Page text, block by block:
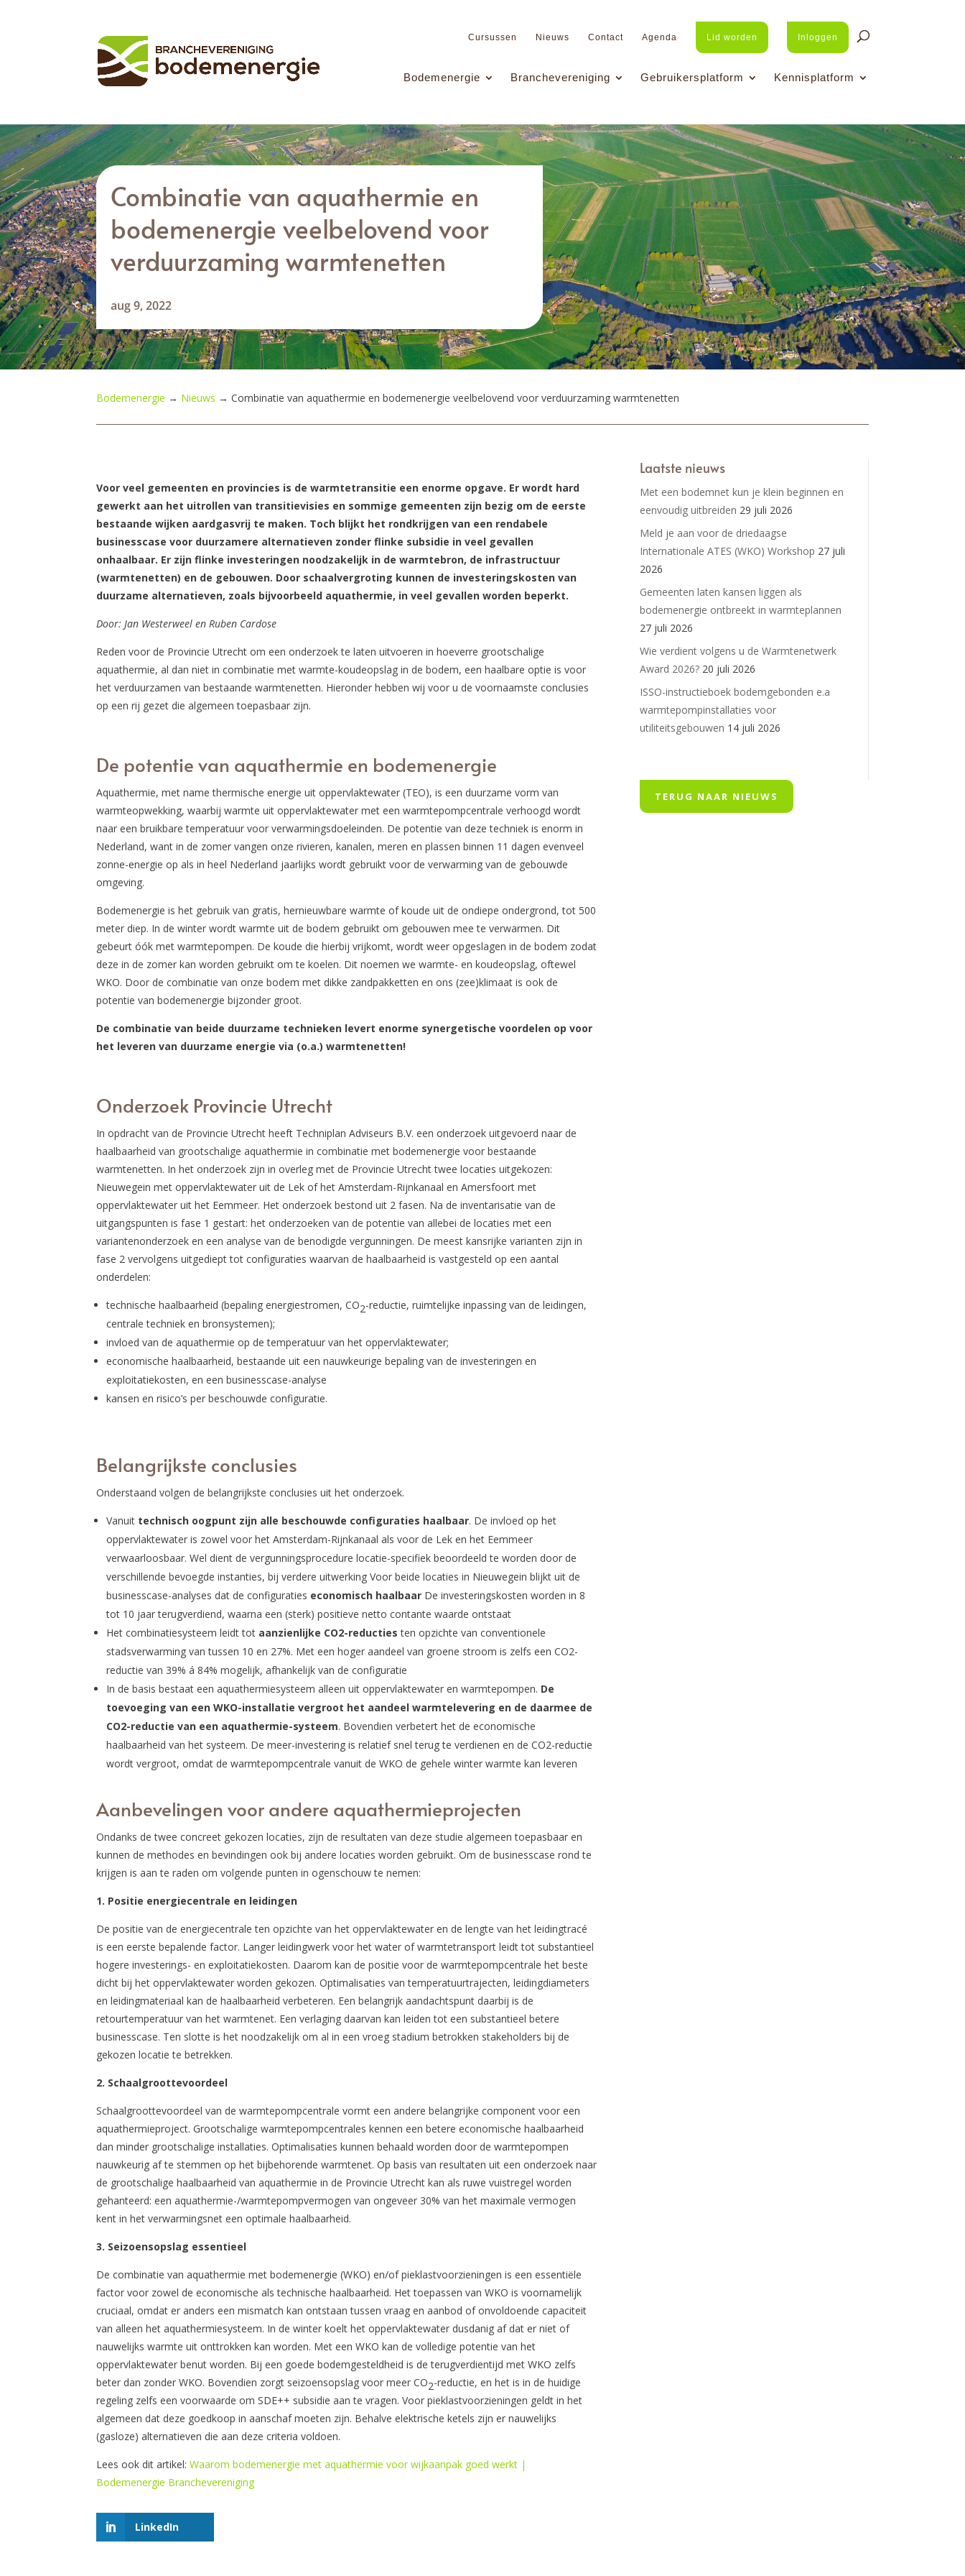
Cursussen Nieuws Contact Agenda Lid worden Inloggen
Bodemenergie Branchevereniging Gebruikersplatform Kennisplatform
Combinatie van aquathermie en
bodemenergie veelbelovend voor
verduurzaming warmtenetten
aug 9, 2022
Bodemenergie → Nieuws →Combinatie van aquathermie en bodemenergie veelbelovend voor verduurzaming warmtenetten
Voor veel gemeenten en provincies is de warmtetransitie een enorme opgave. Er wordt hard
gewerkt aan het uitrollen van transitievisies en sommige gemeenten zijn bezig om de eerste
bestaande wijken aardgasvrij te maken. Toch blijkt het rondkrijgen van een rendabele
businesscase voor duurzamere alternatieven zonder flinke subsidie in veel gevallen
onhaalbaar. Er zijn flinke investeringen noodzakelijk in de warmtebron, de infrastructuur
(warmtenetten) en de gebouwen. Door schaalvergroting kunnen de investeringskosten van
duurzame alternatieven, zoals bijvoorbeeld aquathermie, in veel gevallen worden beperkt.
Door: Jan Westerweel en Ruben Cardose
Reden voor de Provincie Utrecht om een onderzoek te laten uitvoeren in hoeverre grootschalige
aquathermie, al dan niet in combinatie met warmte-koudeopslag in de bodem, een haalbare optie is voor
het verduurzamen van bestaande warmtenetten. Hieronder hebben wij voor u de voornaamste conclusies
op een rij gezet die algemeen toepasbaar zijn.
De potentie van aquathermie en bodemenergie
Aquathermie, met name thermische energie uit oppervlaktewater (TEO), is een duurzame vorm van
warmteopwekking, waarbij warmte uit oppervlaktewater met een warmtepompcentrale verhoogd wordt
naar een bruikbare temperatuur voor verwarmingsdoeleinden. De potentie van deze techniek is enorm in
Nederland, want in de zomer vangen onze rivieren, kanalen, meren en plassen binnen 11 dagen evenveel
zonne-energie op als in heel Nederland jaarlijks wordt gebruikt voor de verwarming van de gebouwde
omgeving.
Bodemenergie is het gebruik van gratis, hernieuwbare warmte of koude uit de ondiepe ondergrond, tot 500
meter diep. In de winter wordt warmte uit de bodem gebruikt om gebouwen mee te verwarmen. Dit
gebeurt óók met warmtepompen. De koude die hierbij vrijkomt, wordt weer opgeslagen in de bodem zodat
deze in de zomer kan worden gebruikt om te koelen. Dit noemen we warmte- en koudeopslag, oftewel
WKO. Door de combinatie van onze bodem met dikke zandpakketten en ons (zee)klimaat is ook de
potentie van bodemenergie bijzonder groot.
De combinatie van beide duurzame technieken levert enorme synergetische voordelen op voor
het leveren van duurzame energie via (o.a.) warmtenetten!
Onderzoek Provincie Utrecht
In opdracht van de Provincie Utrecht heeft Techniplan Adviseurs B.V. een onderzoek uitgevoerd naar de
haalbaarheid van grootschalige aquathermie in combinatie met bodemenergie voor bestaande
warmtenetten. In het onderzoek zijn in overleg met de Provincie Utrecht twee locaties uitgekozen:
Nieuwegein met oppervlaktewater uit de Lek of het Amsterdam-Rijnkanaal en Amersfoort met
oppervlaktewater uit het Eemmeer. Het onderzoek bestond uit 2 fasen. Na de inventarisatie van de
uitgangspunten is fase 1 gestart: het onderzoeken van de potentie van allebei de locaties met een
variantenonderzoek en een analyse van de benodigde vergunningen. De meest kansrijke varianten zijn in
fase 2 vervolgens uitgediept tot configuraties waarvan de haalbaarheid is vastgesteld op een aantal
onderdelen:
technische haalbaarheid (bepaling energiestromen, CO2-reductie, ruimtelijke inpassing van de leidingen,
centrale techniek en bronsystemen);
invloed van de aquathermie op de temperatuur van het oppervlaktewater;
economische haalbaarheid, bestaande uit een nauwkeurige bepaling van de investeringen en
exploitatiekosten, en een businesscase-analyse
kansen en risico’s per beschouwde configuratie.
Belangrijkste conclusies
Onderstaand volgen de belangrijkste conclusies uit het onderzoek.
Vanuit technisch oogpunt zijn alle beschouwde configuraties haalbaar. De invloed op het
oppervlaktewater is zowel voor het Amsterdam-Rijnkanaal als voor de Lek en het Eemmeer
verwaarloosbaar. Wel dient de vergunningsprocedure locatie-specifiek beoordeeld te worden door de
verschillende bevoegde instanties, bij verdere uitwerking Voor beide locaties in Nieuwegein blijkt uit de
businesscase-analyses dat de configuraties economisch haalbaar De investeringskosten worden in 8
tot 10 jaar terugverdiend, waarna een (sterk) positieve netto contante waarde ontstaat
Het combinatiesysteem leidt tot aanzienlijke CO2-reducties ten opzichte van conventionele
stadsverwarming van tussen 10 en 27%. Met een hoger aandeel van groene stroom is zelfs een CO2-
reductie van 39% á 84% mogelijk, afhankelijk van de configuratie
In de basis bestaat een aquathermiesysteem alleen uit oppervlaktewater en warmtepompen. De
toevoeging van een WKO-installatie vergroot het aandeel warmtelevering en de daarmee de
CO2-reductie van een aquathermie-systeem. Bovendien verbetert het de economische
haalbaarheid van het systeem. De meer-investering is relatief snel terug te verdienen en de CO2-reductie
wordt vergroot, omdat de warmtepompcentrale vanuit de WKO de gehele winter warmte kan leveren
Aanbevelingen voor andere aquathermieprojecten
Ondanks de twee concreet gekozen locaties, zijn de resultaten van deze studie algemeen toepasbaar en
kunnen de methodes en bevindingen ook bij andere locaties worden gebruikt. Om de businesscase rond te
krijgen is aan te raden om volgende punten in ogenschouw te nemen:
1. Positie energiecentrale en leidingen
De positie van de energiecentrale ten opzichte van het oppervlaktewater en de lengte van het leidingtracé
is een eerste bepalende factor. Langer leidingwerk voor het water of warmtetransport leidt tot substantieel
hogere investerings- en exploitatiekosten. Daarom kan de positie voor de warmtepompcentrale het beste
dicht bij het oppervlaktewater worden gekozen. Optimalisaties van temperatuurtrajecten, leidingdiameters
en leidingmateriaal kan de haalbaarheid verbeteren. Een belangrijk aandachtspunt daarbij is de
retourtemperatuur van het warmtenet. Een verlaging daarvan kan leiden tot een substantieel betere
businesscase. Ten slotte is het noodzakelijk om al in een vroeg stadium betrokken stakeholders bij de
gekozen locatie te betrekken.
2. Schaalgroottevoordeel
Schaalgroottevoordeel van de warmtepompcentrale vormt een andere belangrijke component voor een
aquathermieproject. Grootschalige warmtepompcentrales kennen een betere economische haalbaarheid
dan minder grootschalige installaties. Optimalisaties kunnen behaald worden door de warmtepompen
nauwkeurig af te stemmen op het bijbehorende warmtenet. Op basis van resultaten uit een onderzoek naar
de grootschalige haalbaarheid van aquathermie in de Provincie Utrecht kan als ruwe vuistregel worden
gehanteerd: een aquathermie-/warmtepompvermogen van ongeveer 30% van het maximale vermogen
kent in het verwarmingsnet een optimale haalbaarheid.
3. Seizoensopslag essentieel
De combinatie van aquathermie met bodemenergie (WKO) en/of pieklastvoorzieningen is een essentiële
factor voor zowel de economische als technische haalbaarheid. Het toepassen van WKO is voornamelijk
cruciaal, omdat er anders een mismatch kan ontstaan tussen vraag en aanbod of onvoldoende capaciteit
van alleen het aquathermiesysteem. In de winter koelt het oppervlaktewater dusdanig af dat er niet of
nauwelijks warmte uit onttrokken kan worden. Met een WKO kan de volledige potentie van het
oppervlaktewater benut worden. Bij een goede bodemgesteldheid is de terugverdientijd met WKO zelfs
beter dan zonder WKO. Bovendien zorgt seizoensopslag voor meer CO2-reductie, en het is in de huidige
regeling zelfs een voorwaarde om SDE++ subsidie aan te vragen. Voor pieklastvoorzieningen geldt in het
algemeen dat deze goedkoop in aanschaf moeten zijn. Behalve elektrische ketels zijn er nauwelijks
(gasloze) alternatieven die aan deze criteria voldoen.
Lees ook dit artikel:Waarom bodemenergie met aquathermie voor wijkaanpak goed werkt |
Bodemenergie Branchevereniging
LinkedIn
Laatste nieuws
Met een bodemnet kun je klein beginnen en
eenvoudig uitbreiden 29 juli 2026
Meld je aan voor de driedaagse
Internationale ATES (WKO) Workshop 27 juli
2026
Gemeenten laten kansen liggen als
bodemenergie ontbreekt in warmteplannen
27 juli 2026
Wie verdient volgens u de Warmtenetwerk
Award 2026? 20 juli 2026
ISSO-instructieboek bodemgebonden e.a
warmtepompinstallaties voor
utiliteitsgebouwen 14 juli 2026
TERUG NAAR NIEUWS